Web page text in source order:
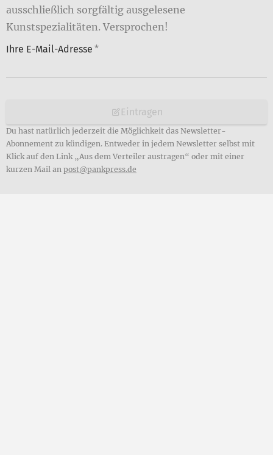
ausschließlich sorgfältig ausgelesene
Kunstspezialitäten. Versprochen!
Ihre E-Mail-Adresse *
Eintragen
Du hast natürlich jederzeit die Möglichkeit das Newsletter-
Abonnement zu kündigen. Entweder in jedem Newsletter selbst mit
Klick auf den Link „Aus dem Verteiler austragen“ oder mit einer
kurzen Mail an post@pankpress.de